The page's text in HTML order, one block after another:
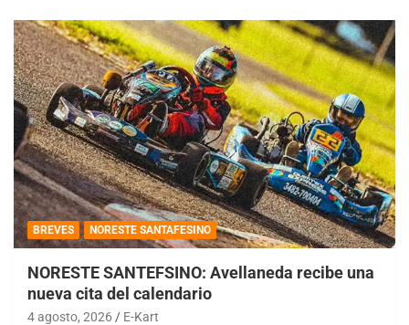
BREVES NORESTE SANTAFESINO
NORESTE SANTEFSINO: Avellaneda recibe una
nueva cita del calendario
4 agosto, 2026 E-Kart